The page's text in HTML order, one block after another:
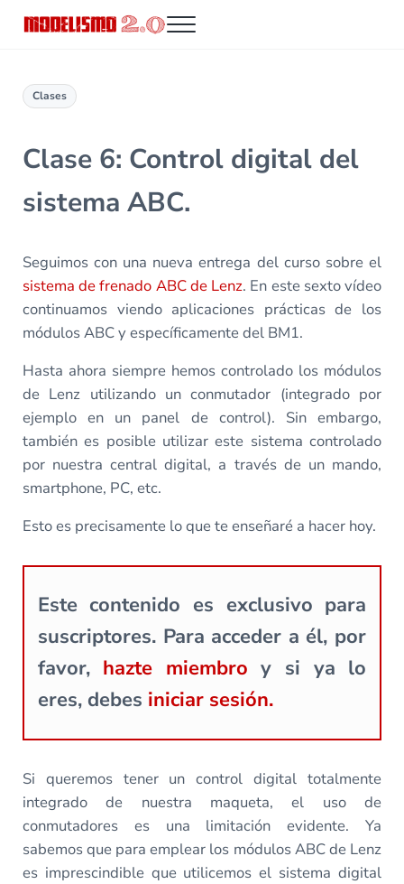
Menu
Clases
Clase 6: Control digital del
sistema ABC.
Seguimos con una nueva entrega del curso sobre el
sistema de frenado ABC de Lenz. En este sexto vídeo
continuamos viendo aplicaciones prácticas de los
módulos ABC y específicamente del BM1.
Hasta ahora siempre hemos controlado los módulos
de Lenz utilizando un conmutador (integrado por
ejemplo en un panel de control). Sin embargo,
también es posible utilizar este sistema controlado
por nuestra central digital, a través de un mando,
smartphone, PC, etc.
Esto es precisamente lo que te enseñaré a hacer hoy.
Este contenido es exclusivo para
suscriptores. Para acceder a él, por
favor, hazte miembro y si ya lo
eres, debes iniciar sesión.
Si queremos tener un control digital totalmente
integrado de nuestra maqueta, el uso de
conmutadores es una limitación evidente. Ya
sabemos que para emplear los módulos ABC de Lenz
es imprescindible que utilicemos el sistema digital